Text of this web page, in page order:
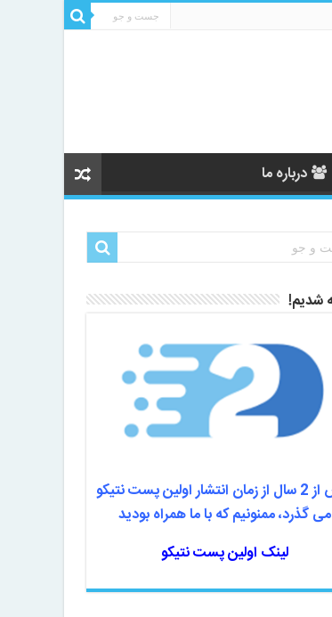
درباره ما
بیش از 2 سال از زمان انتشار اولین پست نتیکو
می گذرد، ممنونیم که با ما همراه بودید
لینک اولین پست نتیکو